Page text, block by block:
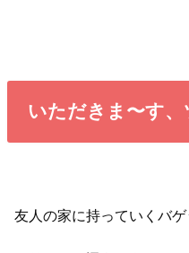
いただきま〜す、
友人の家に持っていくバゲ